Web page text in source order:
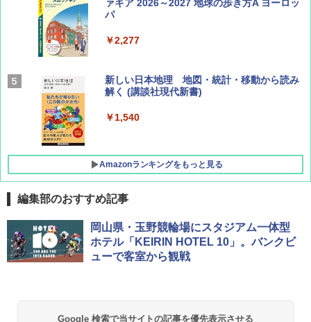
￥1,540
AIRLINE（エアライン）2026年9月号【特
集】ボーイング110周年を祝して！
￥1,760
ァキア 2026～2027 地球の歩き方A ヨーロッ
パ
￥2,277
新しい日本地理 地図・統計・移動から読み
解く (講談社現代新書)
￥1,540
Amazonランキングをもっと見る
[キャンパーズコレクション 山善] ポップアッ
プテント 傘みたいに広げて畳める パッとサ
ッとサンシェード キューブ フルクローズ メ
ッシュ 簡単設置 ワンタッチテント キャンプ
BUNDOK(バンドック)ソロ ドーム 1 EX BDK
-08EX カーキ ソロキャンプ ポリエステル フ
レーム テント
編集部のおすすめ記事
岡山県・玉野競輪場にスタジアム一体型
ホテル「KEIRIN HOTEL 10」。バンクビ
ューで客室から観戦
Google 検索で当サイトの記事を優先表示させる